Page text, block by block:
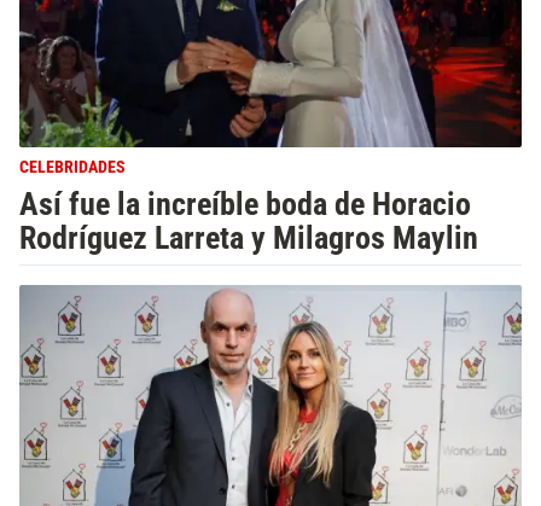
CELEBRIDADES
Así fue la increíble boda de Horacio
Rodríguez Larreta y Milagros Maylin